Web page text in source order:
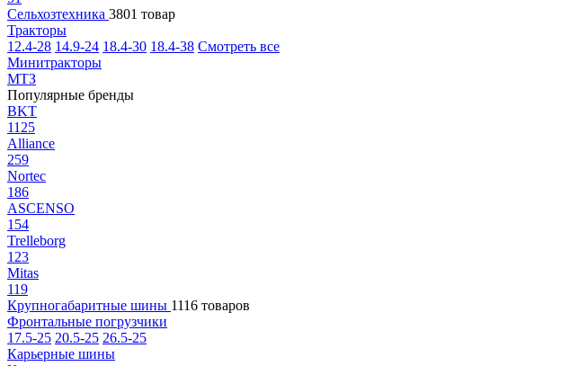
Сельхозтехника 3801 товар
Тракторы
12.4-28 14.9-24 18.4-30 18.4-38 Смотреть все
Минитракторы
МТЗ
Популярные бренды
BKT
1125
Alliance
259
Nortec
186
ASCENSO
154
Trelleborg
123
Mitas
119
Крупногабаритные шины 1116 товаров
Фронтальные погрузчики
17.5-25 20.5-25 26.5-25
Карьерные шины